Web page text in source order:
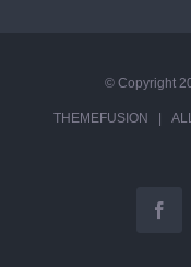
© Copyright
THEMEFUSION |